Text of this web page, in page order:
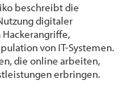
beschreibt die
digitaler
von IT-Systemen.
die online arbeiten,
erbringen.